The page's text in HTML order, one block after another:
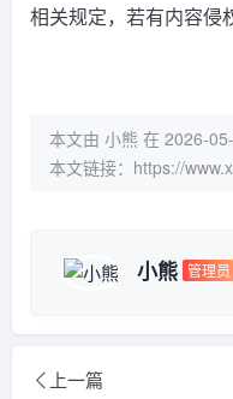
相关规定，若有内容侵
本文由 小熊 在 2026-
本文链接： https://
小熊 管理员
上一篇